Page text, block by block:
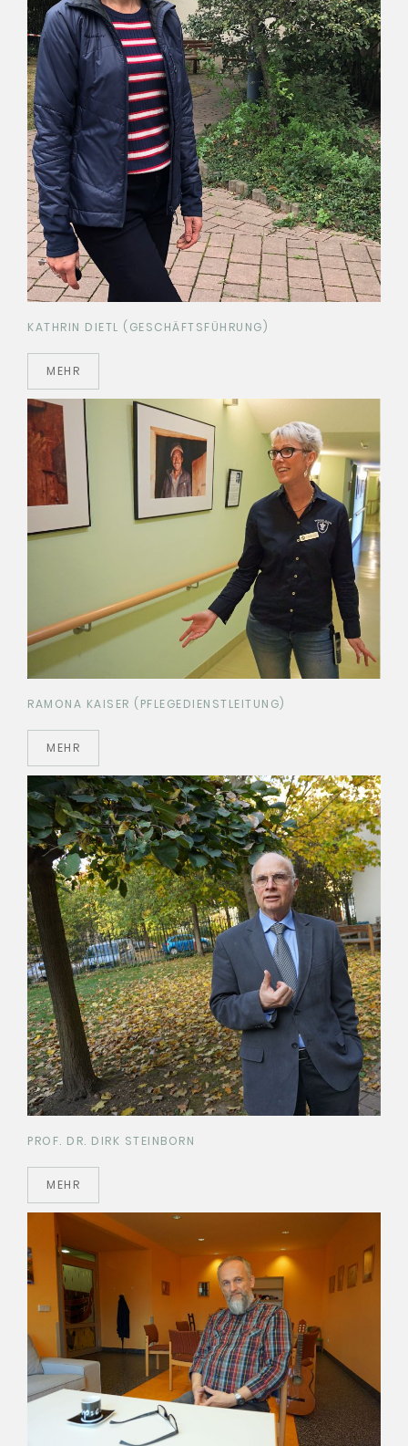
KATHRIN DIETL (GESCHÄFTSFÜHRUNG)
MEHR
RAMONA KAISER (PFLEGEDIENSTLEITUNG)
MEHR
PROF. DR. DIRK STEINBORN
MEHR